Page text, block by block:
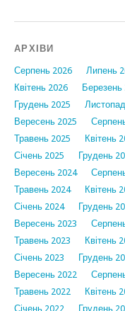
АРХІВИ
Серпень 2026 Липень
Квітень 2026
Березень
Грудень 2025
Вересень 2025
Травень 2025
Квітень
Січень 2025
Грудень
Вересень 2024
Травень 2024
Квітень
Січень 2024
Грудень
Вересень 2023
Травень 2023
Квітень
Січень 2023
Грудень
Вересень 2022
Травень 2022
Квітень
Січень 2022
Грудень